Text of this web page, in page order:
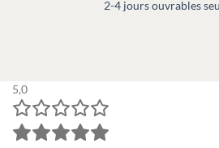
2-4 jours ouvrables
5,0